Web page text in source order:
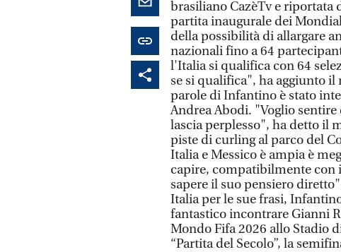
brasiliano CazèTv e riportata
partita inaugurale dei
della possibilità di allargare
nazionali fino a 64
l'Italia si qualifica con 64
se si qualifica", ha aggiunto
parole di Infantino è stato
Andrea Abodi. "Voglio
lascia perplesso", ha detto il
piste di curling al parco del
Italia e Messico è ampia è
capire, compatibilmente con
sapere il suo pensiero
Italia per le sue frasi,
fantastico incontrare Gianni
Mondo Fifa 2026 allo Stadio
“Partita del Secolo”, la